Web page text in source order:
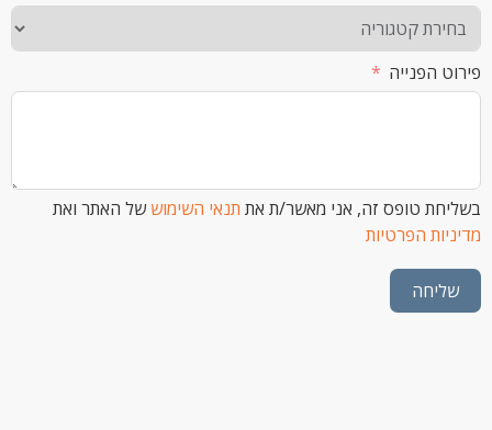
טופס זה, אני מאשר/ת אתתנאי השימוש של האתר ואת
הפרטיות